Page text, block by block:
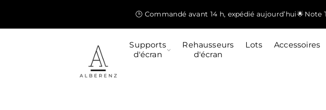
contenu
🕒 Commandé avant 14 h, expédié aujourd’hui🌟 Note
Supports
d'écran
Rehausseurs
d'écran
Lots Accessoires